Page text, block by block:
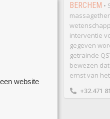
website
BERCHEM •
interventie
gegeven
getrainde
bewezen
ernst van
+32.471